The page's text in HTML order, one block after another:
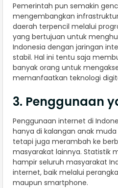
Pemerintah pun semakin
mengembangkan
daerah terpencil melalui
yang bertujuan untuk
Indonesia dengan jaringan
stabil. Hal ini tentu saja
banyak orang untuk
memanfaatkan teknologi
3. Penggunaan
Penggunaan internet di
hanya di kalangan anak
tetapi juga merambah ke
masyarakat lainnya. Statistik
hampir seluruh masyarakat
internet, baik melalui
maupun smartphone.